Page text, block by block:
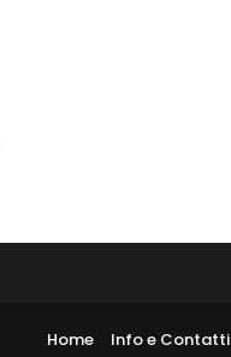
Home Info e Contatti